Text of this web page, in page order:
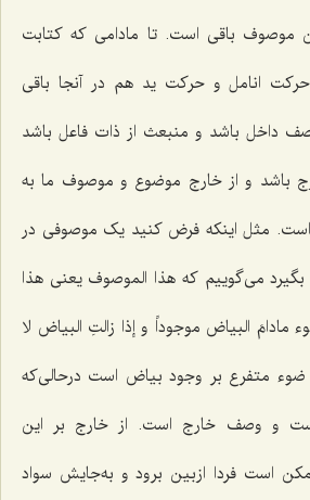
موصوف باقی است. تا مادامی که کتابت
انامل و حرکت ید هم در آنجا باقی
داخل باشد و منبعث از ذات فاعل باشد
باشد و از خارج موضوع و موصوف ما به
مثل اینکه فرض کنید یک موصوفی در
می‌گوییم که هذا الموصوف یعنی هذا
البیاض موجوداً و إذا زالتِ البیاض لا
ضوء متفرع بر وجود بیاض است درحالی‌که
و وصف خارج است. از خارج بر این
است فردا ازبین برود و به‌جایش سواد